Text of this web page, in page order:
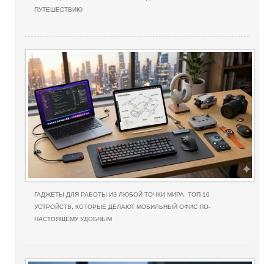
ПУТЕШЕСТВИЮ
ГАДЖЕТЫ ДЛЯ РАБОТЫ ИЗ ЛЮБОЙ ТОЧКИ МИРА: ТОП-10
УСТРОЙСТВ, КОТОРЫЕ ДЕЛАЮТ МОБИЛЬНЫЙ ОФИС ПО-
НАСТОЯЩЕМУ УДОБНЫМ